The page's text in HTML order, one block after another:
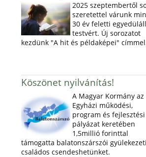
2025 szeptembertől
szeretettel várunk
30 év feletti
testvért. Új sorozatot
kezdünk "A hit és példaképei"
Köszönet nyilvánítás!
A Magyar Kormány az
Egyházi működési,
program és fejlesztési
pályázat keretében
1,5millió forinttal
támogatta balatonszárszói gyülekezeti
családos csendeshetünket.